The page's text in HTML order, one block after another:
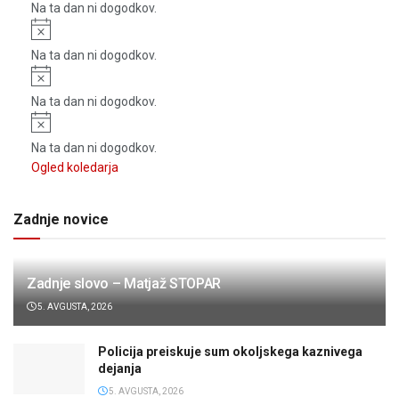
Na ta dan ni dogodkov.
Notice
Na ta dan ni dogodkov.
Notice
Na ta dan ni dogodkov.
Notice
Na ta dan ni dogodkov.
Ogled koledarja
Zadnje novice
Zadnje slovo – Matjaž STOPAR
5. AVGUSTA, 2026
Policija preiskuje sum okoljskega kaznivega
dejanja
5. AVGUSTA, 2026